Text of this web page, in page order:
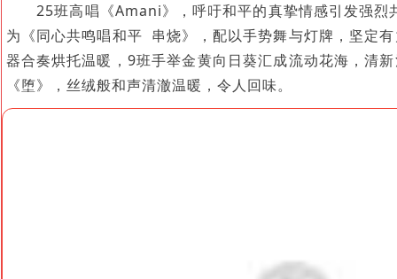
25班高唱《Amani》，呼吁和平的真挚情感引发强烈
为《同心共鸣唱和平 串烧》，配以手势舞与灯牌，坚定
器合奏烘托温暖，9班手举金黄向日葵汇成流动花海，清
《堕》，丝绒般和声清澈温暖，令人回味。